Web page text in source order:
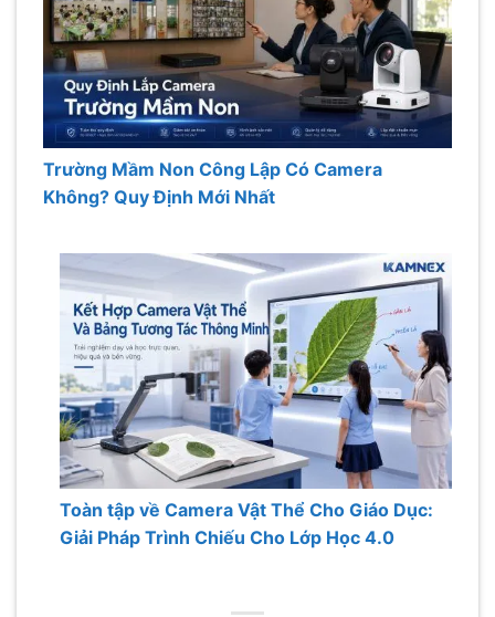
Trường Mầm Non Công Lập Có Camera
Không? Quy Định Mới Nhất
Toàn tập về Camera Vật Thể Cho Giáo Dục:
Giải Pháp Trình Chiếu Cho Lớp Học 4.0